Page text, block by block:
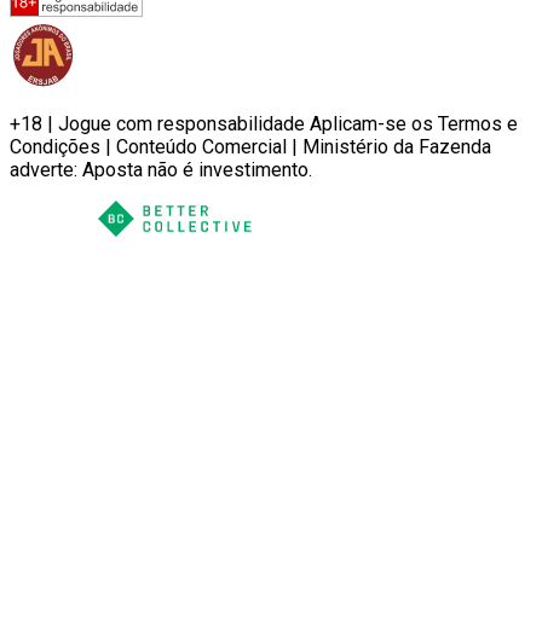
+18 | Jogue com responsabilidade Aplicam-se os Termos e
Condições | Conteúdo Comercial | Ministério da Fazenda
adverte: Aposta não é investimento.